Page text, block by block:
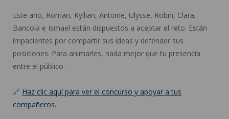
Este año, Roman, Kyllian, Antoine, Ulysse, Robin, Clara,
Bancola e Ismael están dispuestos a aceptar el reto. Están
impacientes por compartir sus ideas y defender sus
posiciones. Para animarles, nada mejor que tu presencia
entre el público.
🔗 Haz clic aquí para ver el concurso y apoyar a tus
compañeros.